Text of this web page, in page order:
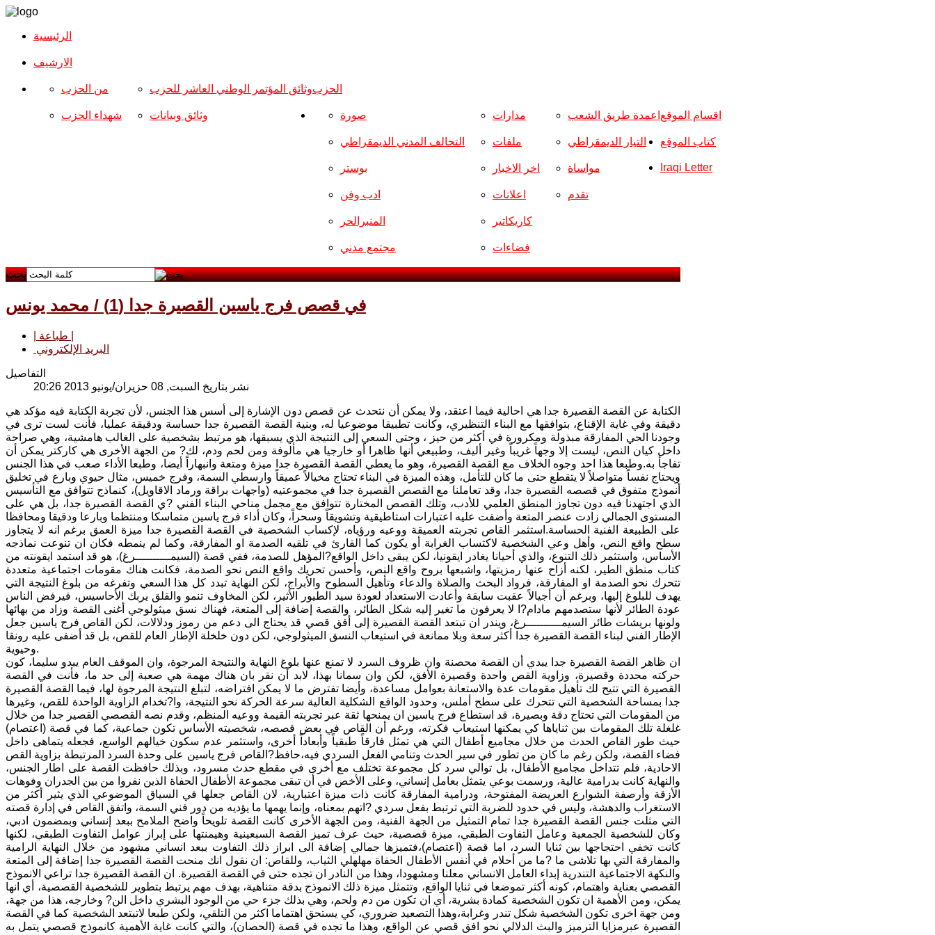
الرئيسية
الارشیف
الحزب من الحزب
شهداء الحزب
وثائق المؤتمر الوطني العاشر للحزب
وثائق وبيانات اقسام الموقع صورة
التحالف المدني الديمقراطي
بوستر
ادب وفن
المنبرالحر
مجتمع مدني
مدارات
ملفات
اخر الاخبار
اعلانات
كاريكاتير
فضاءات
اعمدة طريق الشعب
التيار الديمقراطي
مواساة
تقدم
كتاب الموقع
Iraqi Letter
بحث
في قصص فرج ياسين القصيرة جدا (1) / محمد يونس
البريد الإلكتروني
التفاصيل
نشر بتاريخ السبت, 08 حزيران/يونيو 2013 20:26
الكتابة عن القصة القصيرة جدا هي احالية فيما اعتقد، ولا يمكن أن نتحدث عن قصص دون الإشارة إلى أسس هذا الجنس، لأن تجربة الكتابة فيه مؤكد هي
دقيقة وفي غاية الإقناع، بتوافقها مع البناء التنظيري، وكانت تطبيقا موضوعيا له، وبنية القصة القصيرة جدا حساسة ودقيقة عمليا، فأنت لست ترى في
وجودنا الحي المفارقة مبذولة ومكرورة في أكثر من حيز ، وحتى السعي إلى النتيجة الذي يسبقها، هو مرتبط بشخصية على الغالب هامشية، وهي صراحة
داخل كيان النص، ليست إلا وجهاً غريباً وغير أليف، وطبيعي أنها ظاهرا أو خارجيا هي مألوفة ومن لحم ودم، لك? من الجهة الأخرى هي كاركتر يمكن أن
تفاجأ به.وطبعا هذا احد وجوه الخلاف مع القصة القصيرة، وهو ما يعطي القصة القصيرة جدا ميزة ومتعة وانبهاراً أيضا، وطبعا الأداء صعب في هذا الجنس
ويحتاج نفساً متواصلاً لا يتقطع حتى ما كان للتأمل، وهذه الميزة في البناء تحتاج مخيالاً عميقاً وارسطي السمة، وفرج خميس، مثال حيوي وبارع في تخليق
أنموذج متفوق في قصصه القصيرة جدا، وقد تعاملنا مع القصص القصيرة جدا في مجموعتيه (واجهات براقة ورماد الاقاويل)، كنماذج تتوافق مع التأسيس
الذي اجتهدنا فيه دون تجاوز المنطق العلمي للأدب، وتلك القصص المختارة تتوافق مع مجمل مناحي البناء الفني ?ي القصة القصيرة جدا، بل هي على
المستوى الجمالي زادت عنصر المتعة وأضفت عليه اعتبارات استاطيقية وتشويقاً وسحراً، وكان أداء فرج ياسين متماسكا ومنتظما وبارعا ودقيقا ومحافظا
على الطبيعة الفنية الحساسة.استثمر القاص تجربته العميقة ووعيه ورؤياه، لإكساب الشخصية في القصة القصيرة جدا ميزة العمق برغم انه لا يتجاوز
سطح واقع النص، وأهل وعي الشخصية لاكتساب الغرابة أو يكون كما القارئ في تلقيه الصدمة او المفارقة، وكما لم ينمطه فكان ان تنوعت نماذجه
الأساس، واستثمر ذلك التنوع، والذي أحيانا يغادر ايقونيا، لكن يبقى داخل الواقع?المؤهل للصدمة، ففي قصة (السيمــــــــــرغ)، هو قد استمد ايقونته من
كتاب منطق الطير، لكنه أزاح عنها رمزيتها، واشبعها بروح واقع النص، وأحسن تحريك واقع النص نحو الصدمة، فكانت هناك مقومات اجتماعية متعددة
تتحرك نحو الصدمة او المفارقة، فرواد البحث والصلاة والدعاء وتأهيل السطوح والأبراج، لكن النهاية تبدد كل هذا السعي وتفرغه من بلوغ النتيجة التي
يهدف للبلوغ إليها، وبرغم أن أجيالاً عقبت سابقة وأعادت الاستعداد لعودة سيد الطيور الأثير، لكن المخاوف تنمو والقلق يربك الأحاسيس، فيرفض الناس
عودة الطائر لأنها ستصدمهم مادام?ا لا يعرفون ما تغير إليه شكل الطائر، والقصة إضافة إلى المتعة، فهناك نسق ميثولوجي أغنى القصة وزاد من بهائها
ولونها بريشات طائر السيمــــــــــرغ، ويندر ان تبتعد القصة القصيرة إلى أفق قصي قد يحتاج الى دعم من رموز ودلالات، لكن القاص فرج ياسين جعل
الإطار الفني لبناء القصة القصيرة جدا أكثر سعة وبلا ممانعة في استيعاب النسق الميثولوجي، لكن دون خلخلة الإطار العام للقص، بل قد أضفى عليه رونقا
وحيوية.
ان ظاهر القصة القصيرة جدا يبدي أن القصة محصنة وان ظروف السرد لا تمنع عنها بلوغ النهاية والنتيجة المرجوة، وان الموقف العام يبدو سليما، كون
حركته محددة وقصيرة، وزاوية القص واحدة وقصيرة الأفق، لكن وان سمانا بهذا، لابد أن نقر بان هناك مهمة هي صعبة إلى حد ما، فأنت في القصة
القصيرة التي تتيح لك تأهيل مقومات عدة والاستعانة بعوامل مساعدة، وأيضا تفترض ما لا يمكن افتراضه، لتبلغ النتيجة المرجوة لها، فيما القصة القصيرة
جدا بمساحة الشخصية التي تتحرك على سطح أملس، وحدود الواقع الشكلية العالية سرعة الحركة نحو النتيجة، وا?تخدام الزاوية الواحدة للقص، وغيرها
من المقومات التي تحتاج دقة وبصيرة، قد استطاع فرج ياسين ان يمنحها ثقة عبر تجربته القيمة ووعيه المنظم، وقدم نصه القصصي القصير جدا من خلال
غلغلة تلك المقومات بين ثناياها كي يمكنها استيعاب فكرته، ورغم أن القاص في بعض قصصه، شخصيته الأساس تكون جماعية، كما في قصة (اعتصام)
حيث طور القاص الحدث من خلال مجاميع أطفال التي هي تمثل فارقاً طبقياً وأبعاداً أخرى، واستثمر عدم سكون خيالهم الواسع، فجعله يتماهى داخل
فضاء القصة، ولكن رغم ما كان من تطور في سير الحدث وتنامي الفعل السردي فيه،حافظ?القاص فرج ياسين على وحدة السرد المرتبطة بزاوية القص
الاحادية، فلم تتداخل مجاميع الأطفال، بل توالي سرد كل مجموعة تختلف مع أخرى في مقطع حدث مسرود، وبذلك حافظت القصة على اطار الجنس،
والنهاية كانت بدرامية عالية، ورسمت بوعي يتمثل بعامل إنساني، وعلى الأخص في أن تبقى مجموعة الأطفال الحفاة الذين نفروا من بين الجدران وفوهات
الأزقة وأرصفة الشوارع العريضة المفتوحة، ودرامية المفارقة كانت ذات ميزة اعتبارية، لان القاص جعلها في السياق الموضوعي الذي يثير أكثر من
الاستغراب والدهشة، وليس في حدود للضربة التي ترتبط بفعل سردي ?اتهم بمعناه، وإنما يهمها ما يؤديه من دور فني السمة، واتفق القاص في إدارة قصته
التي مثلت جنس القصة القصيرة جدا تمام التمثيل من الجهة الفنية، ومن الجهة الأخرى كانت القصة تلويحاً واضح الملامح ببعد إنساني وبمضمون ادبي،
وكان للشخصية الجمعية وعامل التفاوت الطبقي، ميزة قصصية، حيث عرف تميز القصة السبعينية وهيمنتها على إبراز عوامل التفاوت الطبقي، لكنها
كانت تخفي احتجاجها بين ثنايا السرد، اما قصة (اعتصام)،فتميزها جمالي إضافة الى ابراز ذلك التفاوت ببعد انساني مشهود من خلال النهاية الرامية
والمفارقة التي بها تلاشى ما ?ما من أحلام في أنفس الأطفال الحفاة مهلهلي الثياب، وللقاص: ان نقول انك منحت القصة القصيرة جدا إضافة إلى المتعة
والنكهة الاجتماعية التندرية إبداء العامل الانساني معلنا ومشهودا، وهذا من النادر ان تجده حتى في القصة القصيرة. ان القصة القصيرة جدا تراعي الانموذج
القصصي بعناية واهتمام، كونه أكثر تموضعا في ثنايا الواقع، وتتمثل ميزة ذلك الانموذج بدقة متناهية، بهدف مهم يرتبط بتطوير للشخصية القصصية، أي انها
يمكن، ومن الأهمية ان تكون الشخصية كمادة بشرية، أي ان تكون من دم ولحم، وهي بذلك جزء حي من الوجود البشري داخل الن? وخارجه، هذا من جهة،
ومن جهة اخرى تكون الشخصية شكل تندر وغرابة،وهذا التصعيد ضروري، كي يستحق اهتماما اكثر من التلقي، ولكن طبعا لاتبتعد الشخصية كما في القصة
القصيرة عبرمزايا الترميز والبث الدلالي نحو افق قصي عن الواقع، وهذا ما تجده في قصة (الحصان)، والتي كانت غاية الأهمية كانموذج قصصي يتمل به